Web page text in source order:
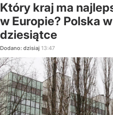
Który kraj ma
w Europie? Polska
dziesiątce
Dodano: dzisiaj 13:47